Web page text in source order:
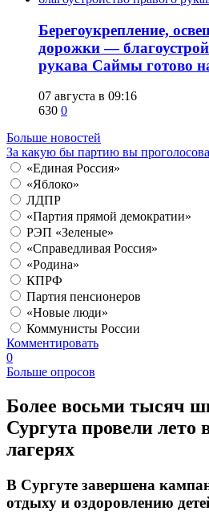
Берегоукрепление,
дорожки —
рукава Саймы готово
07 августа в 09:16
630 0
Больше новостей
За какую бы партию вы
«Единая Россия»
«Яблоко»
ЛДПР
«Партия прямой демократии»
РЭП «Зеленые»
«Справедливая Россия»
«Родина»
КПРФ
Партия пенсионеров
«Новые люди»
Коммунисты России
Комментировать
0
Больше опросов
​Более восьми тысяч
Сургута провели лето
лагерях
В Сургуте завершена
отдыху и оздоровлению